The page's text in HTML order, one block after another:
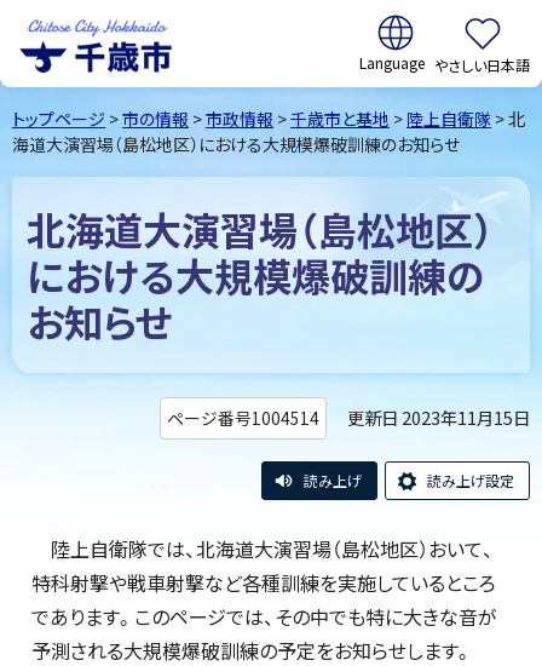
千歳市Chitose
City Hokkaido
翻訳:
やさしい日本語
トップページ >市の情報 >市政情報 >千歳市と基地 > 陸上自衛隊 > 北
海道大演習場（島松地区）における大規模爆破訓練のお知らせ
北海道大演習場（島松地区）
における大規模爆破訓練の
お知らせ
ページ番号1004514 更新日 2023年11月15日
読み上げ 読み上げ設定
陸上自衛隊では、北海道大演習場（島松地区）おいて、
特科射撃や戦車射撃など各種訓練を実施しているところ
であります。このページでは、その中でも特に大きな音が
予測される大規模爆破訓練の予定をお知らせします。